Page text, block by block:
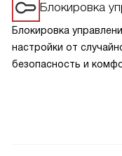
Блокировка
Блокировка
настройки от
безопасность и